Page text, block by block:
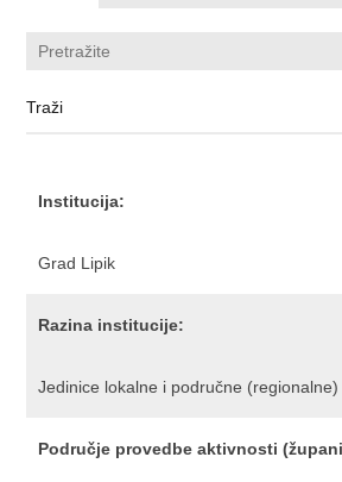
Institucija:
Grad Lipik
Razina institucije:
Jedinice lokalne i područne
Područje provedbe aktivnosti